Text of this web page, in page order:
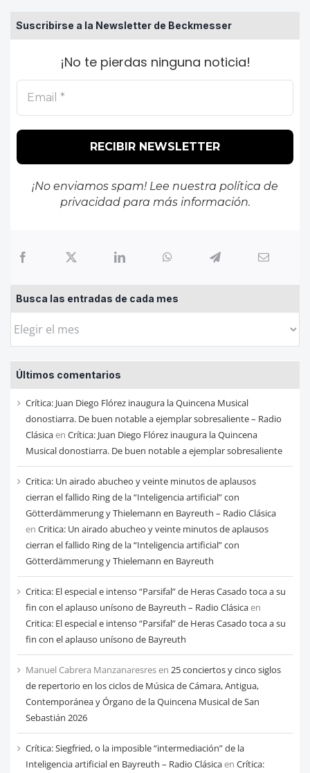
Suscribirse a la Newsletter de Beckmesser
¡No te pierdas ninguna noticia!
¡No enviamos spam! Lee nuestra política de
privacidadpara más información.
Busca las entradas de cada mes
Busca
entradas
de
cada
mes
Últimos comentarios
Crítica: Juan Diego Flórez inaugura la Quincena Musical
donostiarra. De buen notable a ejemplar sobresaliente – Radio
Clásicaen Crítica: Juan Diego Flórez inaugura la Quincena
Musical donostiarra. De buen notable a ejemplar sobresaliente
Critica: Un airado abucheo y veinte minutos de aplausos
cierran el fallido Ring de la “Inteligencia artificial” con
Götterdämmerung y Thielemann en Bayreuth – Radio Clásica
en Critica: Un airado abucheo y veinte minutos de aplausos
cierran el fallido Ring de la “Inteligencia artificial” con
Götterdämmerung y Thielemann en Bayreuth
Critica: El especial e intenso “Parsifal” de Heras Casado toca a su
fin con el aplauso unísono de Bayreuth – Radio Clásicaen
Critica: El especial e intenso “Parsifal” de Heras Casado toca a su
fin con el aplauso unísono de Bayreuth
Manuel Cabrera Manzanaresresen 25 conciertos y cinco siglos
de repertorio en los ciclos de Música de Cámara, Antigua,
Contemporánea y Órgano de la Quincena Musical de San
Sebastián 2026
Crítica: Siegfried, o la imposible “intermediación” de la
Inteligencia artificial en Bayreuth – Radio Clásicaen Crítica: